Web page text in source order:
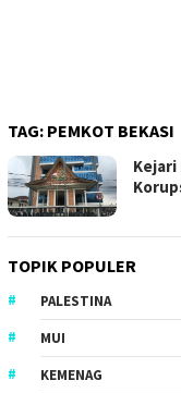
TAG: PEMKOT BEKASI
Kejari
TOPIK POPULER
PALESTINA
MUI
KEMENAG